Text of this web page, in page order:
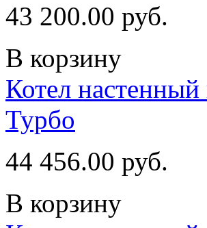
43 200.00 руб.
В корзину
Котел
Турбо
44 456.00 руб.
В корзину